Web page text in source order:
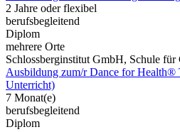
2 Jahre oder flexibel
berufsbegleitend
Diplom
mehrere Orte
Schlossberginstitut GmbH, Schule für
Ausbildung zum/r Dance for
Unterricht)
7 Monat(e)
berufsbegleitend
Diplom